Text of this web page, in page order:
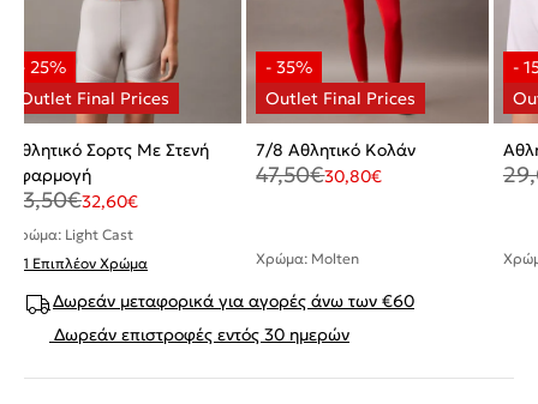
Αθλητικό Σορτς Με Στενή
Εφαρμογή
43,50€32,60€
Χρώμα: Light Cast
+ 1 Επιπλέον Χρώμα
7/8 Αθλητικό Κολάν
47,50€30,80€
Χρώμα: Molten
Δωρεάν μεταφορικά για αγορές άνω των €60
Δωρεάν επιστροφές εντός 30 ημερών